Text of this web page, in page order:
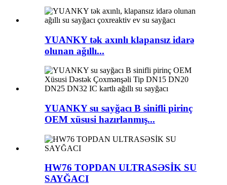
YUANKY tək axınlı klapansız idarə
olunan ağıllı...
YUANKY su sayğacı B sinifli pirinç
OEM xüsusi hazırlanmış...
HW76 TOPDAN ULTRASƏSİK SU
SAYĞACI